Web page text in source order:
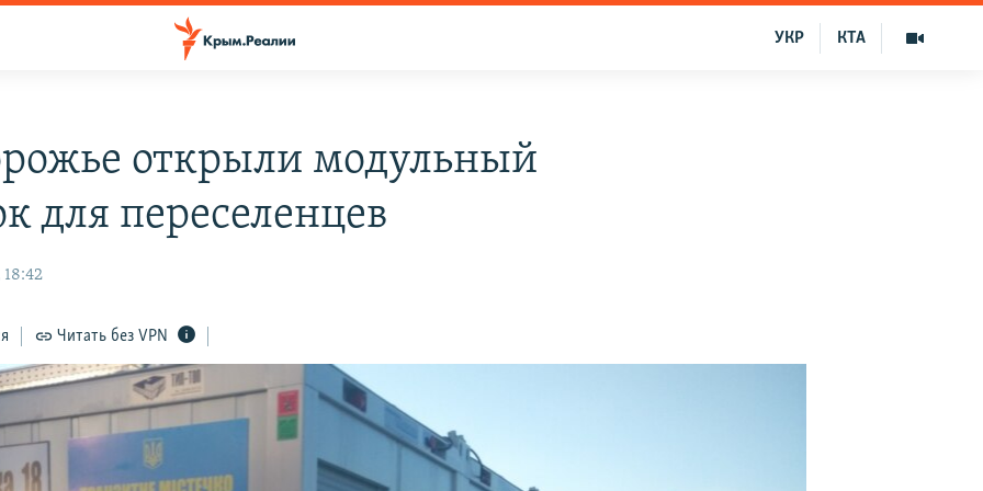
КТА
УКР
открыли модульный
для переселенцев
18:42
Читать без VPN